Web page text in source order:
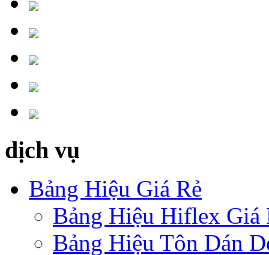
dịch vụ
Bảng Hiệu Giá Rẻ
Bảng Hiệu Hiflex Giá
Bảng Hiệu Tôn Dán